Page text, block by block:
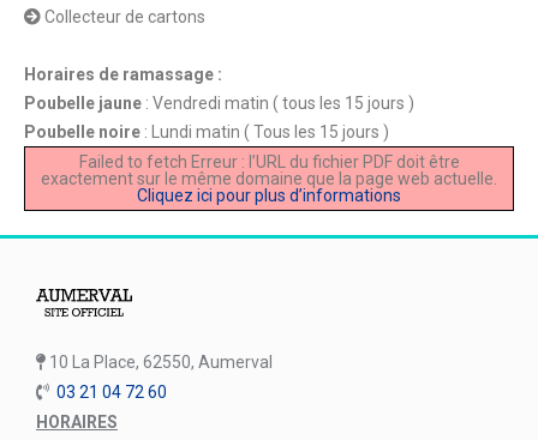
Collecteur de cartons
Horaires de ramassage :
Poubelle jaune : Vendredi matin ( tous les 15 jours )
Poubelle noire : Lundi matin ( Tous les 15 jours )
Failed to fetch Erreur : l’URL du fichier PDF doit être
exactement sur le même domaine que la page web actuelle.
Cliquez ici pour plus d’informations
10 La Place, 62550, Aumerval
03 21 04 72 60
HORAIRES